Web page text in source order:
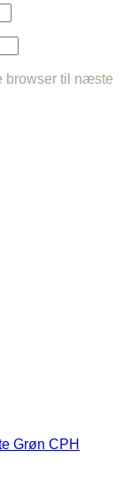
browser til næste
Grøn CPH